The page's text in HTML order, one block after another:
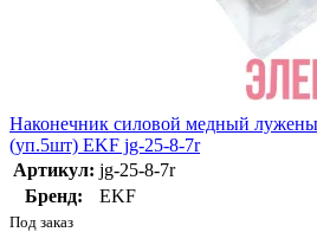
Наконечник силовой медный
(уп.5шт) EKF jg-25-8-7r
Артикул: jg-25-8-7r
Бренд:
EKF
Под заказ